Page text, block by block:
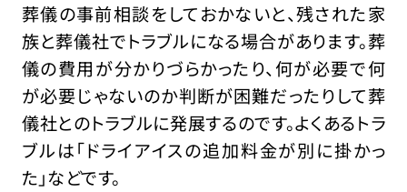
葬儀の事前相談をしておかないと、残された家
族と葬儀社でトラブルになる場合があります。葬
儀の費用が分かりづらかったり、何が必要で何
が必要じゃないのか判断が困難だったりして葬
儀社とのトラブルに発展するのです。よくあるトラ
ブルは「ドライアイスの追加料金が別に掛かっ
た」などです。